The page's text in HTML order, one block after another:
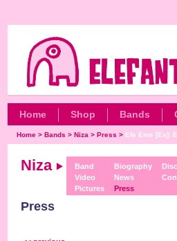
Home Shop Bands
Home> Bands > Niza > Press > Efe Eme [Es]:
Niza
Band
Video
Pictures
Biography
News
Press
Press